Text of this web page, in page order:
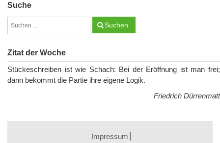
Suche
Suchen
Zitat der Woche
Stückeschreiben ist wie Schach: Bei der Eröffnung ist man frei;
dann bekommt die Partie ihre eigene Logik.
Friedrich Dürrenmatt
Impressum